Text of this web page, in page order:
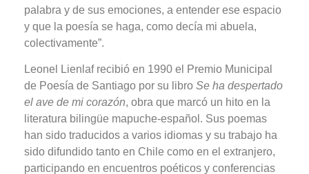
palabra y de sus emociones, a entender ese espacio
y que la poesía se haga, como decía mi abuela,
colectivamente”.
Leonel Lienlaf recibió en 1990 el Premio Municipal
de Poesía de Santiago por su libro Se ha despertado
el ave de mi corazón, obra que marcó un hito en la
literatura bilingüe mapuche-español. Sus poemas
han sido traducidos a varios idiomas y su trabajo ha
sido difundido tanto en Chile como en el extranjero,
participando en encuentros poéticos y conferencias